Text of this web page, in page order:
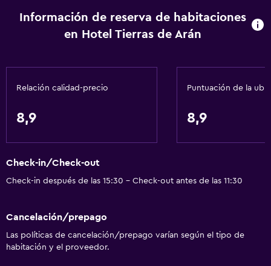
Información de reserva de habitaciones
en Hotel Tierras de Arán
Relación calidad-precio
8,9
Puntuación de la
8,9
Check-in/Check-out
Check-in después de las 15:30 - Check-out antes de las 11:30
Cancelación/prepago
Las políticas de cancelación/prepago varían según el tipo de
habitación y el proveedor.